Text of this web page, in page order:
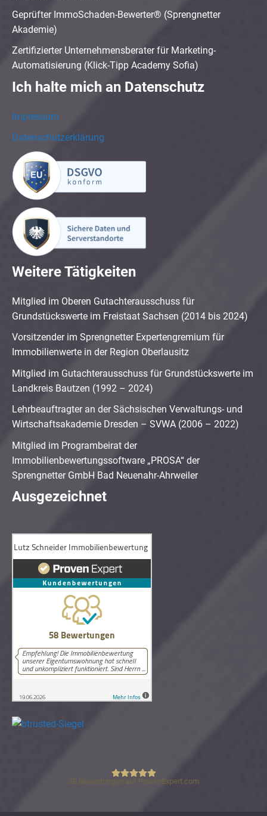
Geprüfter ImmoSchaden-Bewerter® (Sprengnetter
Akademie)
Zertifizierter Unternehmensberater für Marketing-
Automatisierung (Klick-Tipp Academy Sofia)
Ich halte mich an Datenschutz
Impressum
Datenschutzerklärung
Weitere Tätigkeiten
Mitglied im Oberen Gutachterausschuss für
Grundstückswerte im Freistaat Sachsen (2014 bis 2024)
Vorsitzender im Sprengnetter Expertengremium für
Immobilienwerte in der Region Oberlausitz
Mitglied im Gutachterausschuss für Grundstückswerte im
Landkreis Bautzen (1992 – 2024)
Lehrbeauftragter an der Sächsischen Verwaltungs- und
Wirtschaftsakademie Dresden – SVWA (2006 – 2022)
Mitglied im Programbeirat der
Immobilienbewertungssoftware „PROSA“ der
Sprengnetter GmbH Bad Neuenahr-Ahrweiler
Ausgezeichnet
Lutz Schneider Immobilienbewertung
58 Bewertungen auf ProvenExpert.com